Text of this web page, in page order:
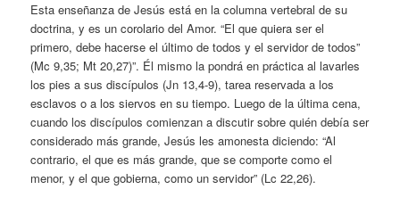
Esta enseñanza de Jesús está en la columna vertebral de su
doctrina, y es un corolario del Amor. “El que quiera ser el
primero, debe hacerse el último de todos y el servidor de todos”
(Mc 9,35; Mt 20,27)”. Él mismo la pondrá en práctica al lavarles
los pies a sus discípulos (Jn 13,4-9), tarea reservada a los
esclavos o a los siervos en su tiempo. Luego de la última cena,
cuando los discípulos comienzan a discutir sobre quién debía ser
considerado más grande, Jesús les amonesta diciendo: “Al
contrario, el que es más grande, que se comporte como el
menor, y el que gobierna, como un servidor” (Lc 22,26).